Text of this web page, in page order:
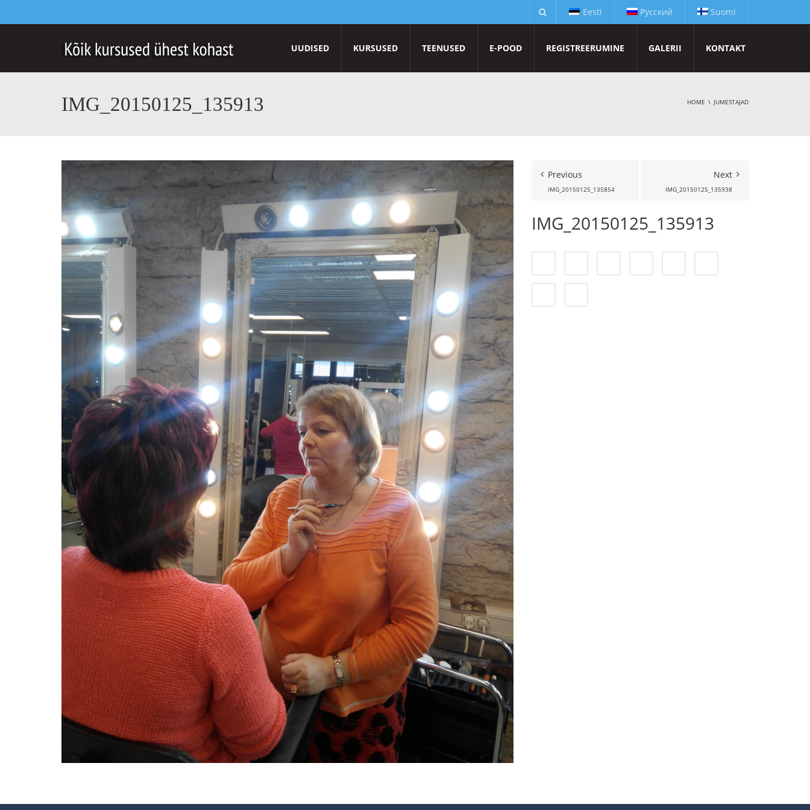
Eesti Русский Suomi
UUDISED KURSUSED TEENUSED E-POOD REGISTREERUMINE GALERII KONTAKT
IMG_20150125_135913 HOME JUMESTAJAD
Previous
IMG_20150125_135854
Next
IMG_20150125_135938
IMG_20150125_135913